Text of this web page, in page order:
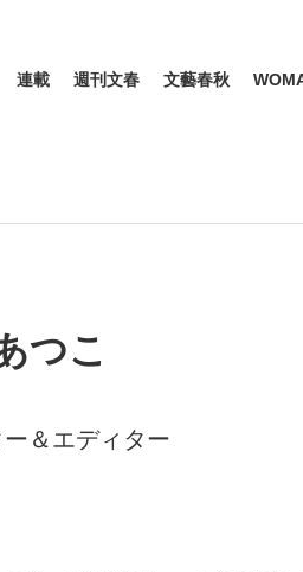
代表監督に... 「最悪
連載 週刊文春 文藝春秋
一覧
つこ
＆エディター